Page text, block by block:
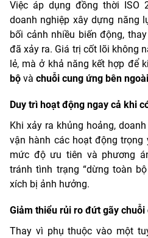
Việc áp dụng đồng thời ISO
doanh nghiệp xây dựng năng
bối cảnh nhiều biến động,
đã xảy ra. Giá trị cốt lõi không
lẻ, mà ở khả năng kết hợp để
bộ và chuỗi cung ứng bên ngoài
Duy trì hoạt động ngay cả khi
Khi xảy ra khủng hoảng,
vận hành các hoạt động
mức độ ưu tiên và phương
tránh tình trạng “dừng toàn
xích bị ảnh hưởng.
Giảm thiểu rủi ro đứt gãy chuỗi
Thay vì phụ thuộc vào một